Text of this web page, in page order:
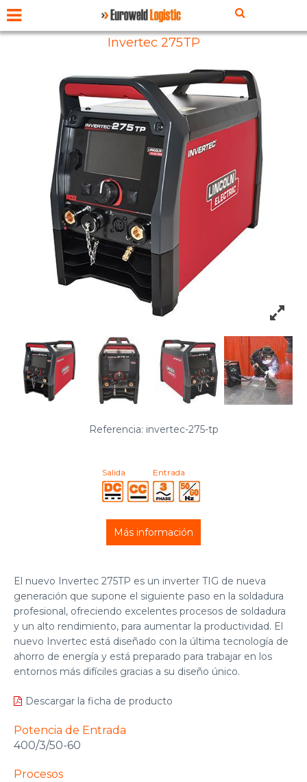
Invertec 275TP
Referencia: invertec-275-tp
Salida Entrada
El nuevo Invertec 275TP es un inverter TIG de nueva
generación que supone el siguiente paso en la soldadura
profesional, ofreciendo excelentes procesos de soldadura
y un alto rendimiento, para aumentar la productividad. El
nuevo Invertec está diseñado con la última tecnología de
ahorro de energía y está preparado para trabajar en los
entornos más difíciles gracias a su diseño único.
Descargar la ficha de producto
Potencia de Entrada
400/3/50-60
Procesos
Más información